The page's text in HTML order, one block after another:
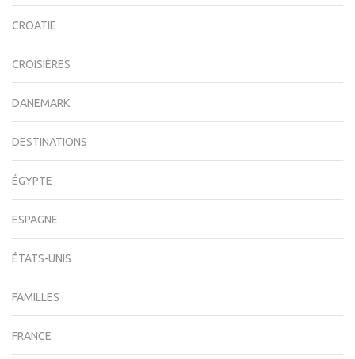
CROATIE
CROISIÈRES
DANEMARK
DESTINATIONS
ÉGYPTE
ESPAGNE
ÉTATS-UNIS
FAMILLES
FRANCE